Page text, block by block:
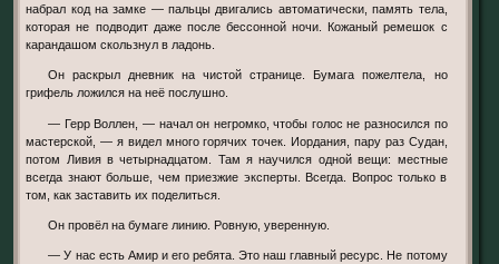
набрал код на замке — пальцы двигались автоматически, память тела,
которая не подводит даже после бессонной ночи. Кожаный ремешок с
карандашом скользнул в ладонь.
Он раскрыл дневник на чистой странице. Бумага пожелтела, но
грифель ложился на неё послушно.
— Герр Воллен, — начал он негромко, чтобы голос не разносился по
мастерской, — я видел много горячих точек. Иордания, пару раз Судан,
потом Ливия в четырнадцатом. Там я научился одной вещи: местные
всегда знают больше, чем приезжие эксперты. Всегда. Вопрос только в
том, как заставить их поделиться.
Он провёл на бумаге линию. Ровную, уверенную.
— У нас есть Амир и его ребята. Это наш главный ресурс. Не потому